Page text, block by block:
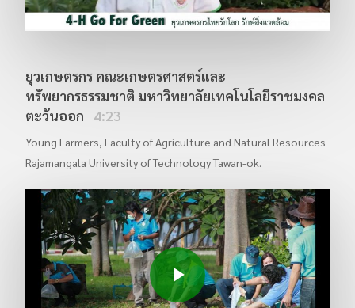
อบรม Excel 23.6.2566